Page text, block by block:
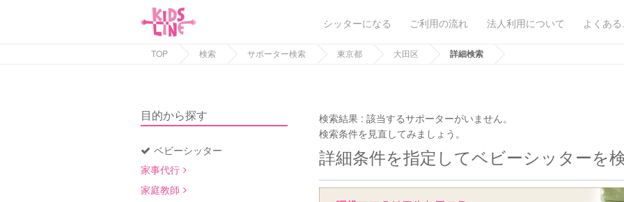
シッターになる ご利用の流れ 法人利用について よくあ
TOP 検索 サポーター検索 東京都 大田区 詳細検索
目的から探す
ベビーシッター
家事代行
家庭教師
検索結果 :該当するサポーターがいません。
検索条件を見直してみましょう。
詳細条件を指定してベビーシッターを